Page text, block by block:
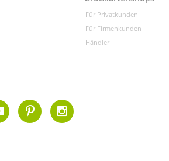
Für Privatkunden
Für Firmenkunden
Händler